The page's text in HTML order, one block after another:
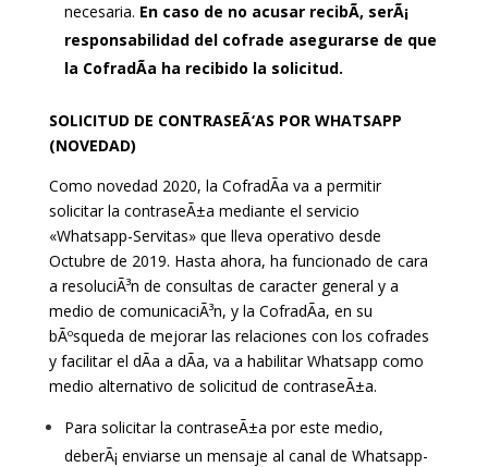
necesaria. En caso de no acusar recibÃ­, serÃ¡
responsabilidad del cofrade asegurarse de que
la CofradÃ­a ha recibido la solicitud.
SOLICITUD DE CONTRASEÃ‘AS POR WHATSAPP
(NOVEDAD)
Como novedad 2020, la CofradÃ­a va a permitir
solicitar la contraseÃ±a mediante el servicio
«Whatsapp-Servitas» que lleva operativo desde
Octubre de 2019. Hasta ahora, ha funcionado de cara
a resoluciÃ³n de consultas de caracter general y a
medio de comunicaciÃ³n, y la CofradÃ­a, en su
bÃºsqueda de mejorar las relaciones con los cofrades
y facilitar el dÃ­a a dÃ­a, va a habilitar Whatsapp como
medio alternativo de solicitud de contraseÃ±a.
Para solicitar la contraseÃ±a por este medio,
deberÃ¡ enviarse un mensaje al canal de Whatsapp-